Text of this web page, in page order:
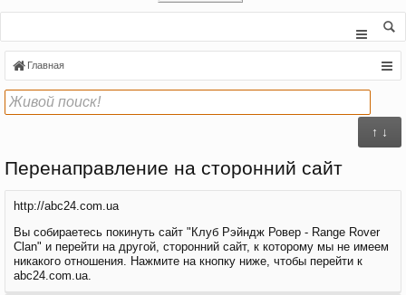
Главная
↑ ↓
Перенаправление на сторонний сайт
http://abc24.com.ua
Вы собираетесь покинуть сайт "Клуб Рэйндж Ровер - Range Rover
Clan" и перейти на другой, сторонний сайт, к которому мы не имеем
никакого отношения. Нажмите на кнопку ниже, чтобы перейти к
abc24.com.ua.